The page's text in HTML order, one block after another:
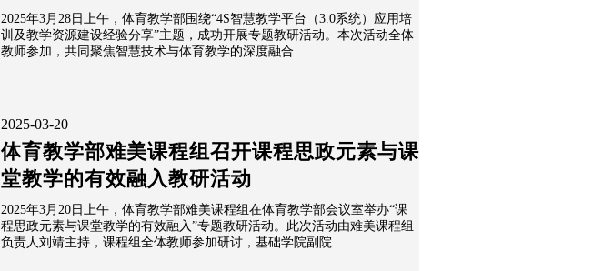
2025年3月28日上午，体育教学部围绕“4S智慧教学平台（3.0系统）应用培
训及教学资源建设经验分享”主题，成功开展专题教研活动。本次活动全体
教师参加，共同聚焦智慧技术与体育教学的深度融合...
2025-03-20
体育教学部难美课程组召开课程思政元素与课
堂教学的有效融入教研活动
2025年3月20日上午，体育教学部难美课程组在体育教学部会议室举办“课
程思政元素与课堂教学的有效融入”专题教研活动。此次活动由难美课程组
负责人刘靖主持，课程组全体教师参加研讨，基础学院副院...